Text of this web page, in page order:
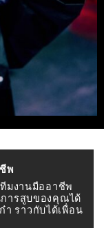
พ
มงานมืออาชีพ
ารสูบของคุณได้
า ราวกับได้เพื่อน